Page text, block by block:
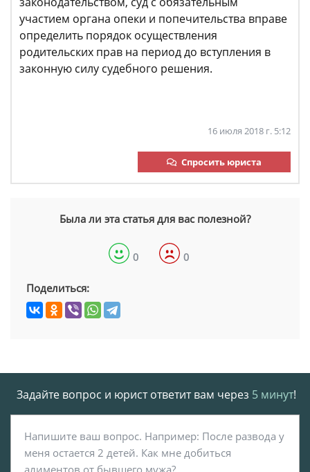
участием органа опеки и попечительства вправе
определить порядок осуществления
родительских прав на период до вступления в
законную силу судебного решения.
16 июля 2018 г. 5:12
Спросить юриста
Была ли эта статья для вас полезной?
0 0
Поделиться:
Задайте вопрос и юрист ответит вам через 5 минут!